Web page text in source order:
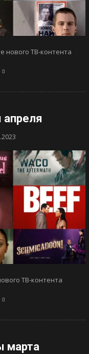
нового ТВ-контента
ТВ-контента
марта